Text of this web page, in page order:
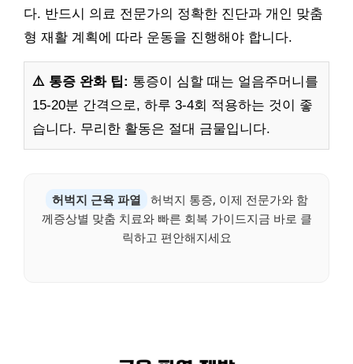
다. 반드시 의료 전문가의 정확한 진단과 개인 맞춤
형 재활 계획에 따라 운동을 진행해야 합니다.
⚠️ 통증 완화 팁: 통증이 심할 때는 얼음주머니를
15-20분 간격으로, 하루 3-4회 적용하는 것이 좋
습니다. 무리한 활동은 절대 금물입니다.
허벅지 근육 파열
허벅지 통증, 이제 전문가와 함
께증상별 맞춤 치료와 빠른 회복 가이드지금 바로 클
릭하고 편안해지세요